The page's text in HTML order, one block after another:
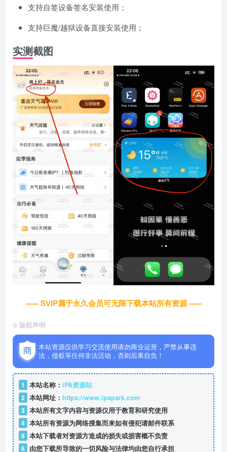
支持自签设备签名安装使用；
支持巨魔/越狱设备直接安装使用；
实测截图
----- SVIP属于永久会员可无限下载本站所有资源 -----
© 版权声明
本站资源仅供学习交流使用请勿商业运营，严禁从事违
法，侵权等任何非法活动，否则后果自负！
1 本站名称： iPA资源站
2 本站网址： https://www.ipapark.com
3 本站所有文字内容与资源仅用于教育和研究使用
4 本站所有资源为网络搜集而来如有侵犯请邮件联系
5 本站下载者对资源方造成的损失或损害概不负责
6 由您下载所导致的一切风险与法律均由您自行承担